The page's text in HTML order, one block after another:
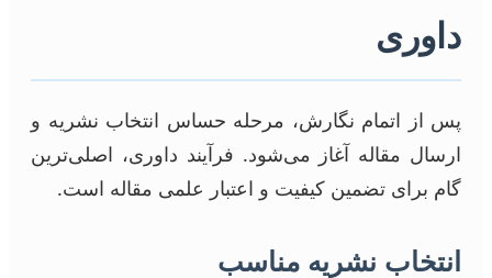
داوری
پس از اتمام نگارش، مرحله حساس انتخاب نشریه و
ارسال مقاله آغاز می‌شود. فرآیند داوری، اصلی‌ترین
گام برای تضمین کیفیت و اعتبار علمی مقاله است.
انتخاب نشریه مناسب